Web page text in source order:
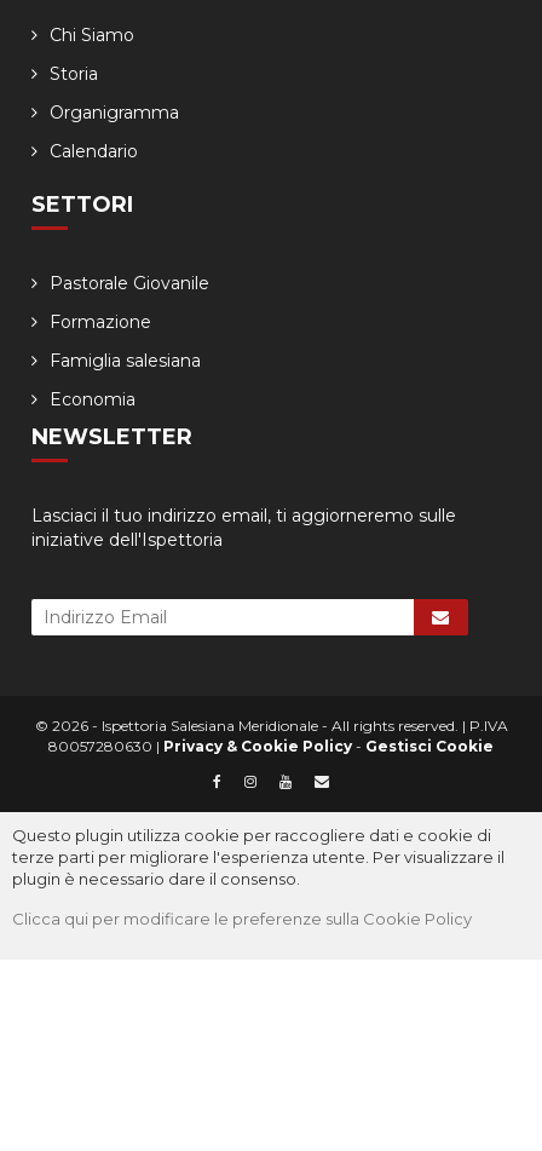
Chi Siamo
Storia
Organigramma
Calendario
SETTORI
Pastorale Giovanile
Formazione
Famiglia salesiana
Economia
NEWSLETTER
Lasciaci il tuo indirizzo email, ti aggiorneremo sulle
iniziative dell'Ispettoria
© 2026 - Ispettoria Salesiana Meridionale - All rights reserved. | P.IVA
80057280630 | Privacy & Cookie Policy - Gestisci Cookie
Questo plugin utilizza cookie per raccogliere dati e cookie di
terze parti per migliorare l'esperienza utente. Per visualizzare il
plugin è necessario dare il consenso.
Clicca qui per modificare le preferenze sulla Cookie Policy